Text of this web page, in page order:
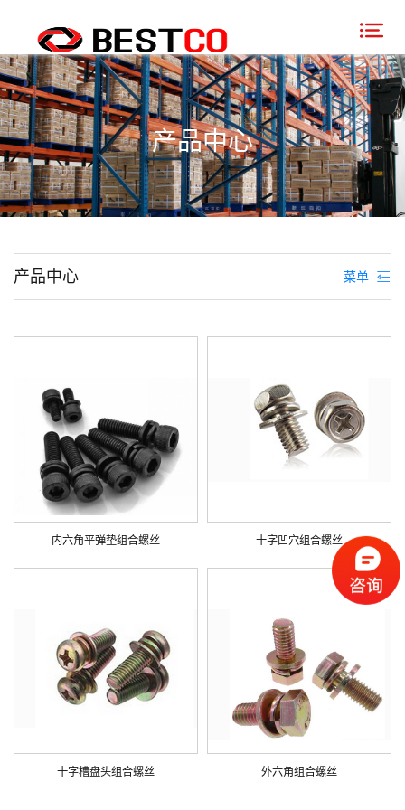
产品中心
菜单
产品中心
内六角平弹垫组合螺丝 十字凹穴组合螺丝
十字槽盘头组合螺丝 外六角组合螺丝